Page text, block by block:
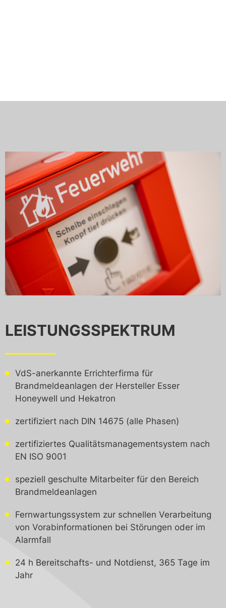
LEISTUNGSSPEKTRUM
VdS-anerkannte Errichterfirma für
Brandmeldeanlagen der Hersteller Esser
Honeywell und Hekatron
zertifiziert nach DIN 14675 (alle Phasen)
zertifiziertes Qualitätsmanagementsystem nach
EN ISO 9001
speziell geschulte Mitarbeiter für den Bereich
Brandmeldeanlagen
Fernwartungssystem zur schnellen Verarbeitung
von Vorabinformationen bei Störungen oder im
Alarmfall
24 h Bereitschafts- und Notdienst, 365 Tage im
Jahr